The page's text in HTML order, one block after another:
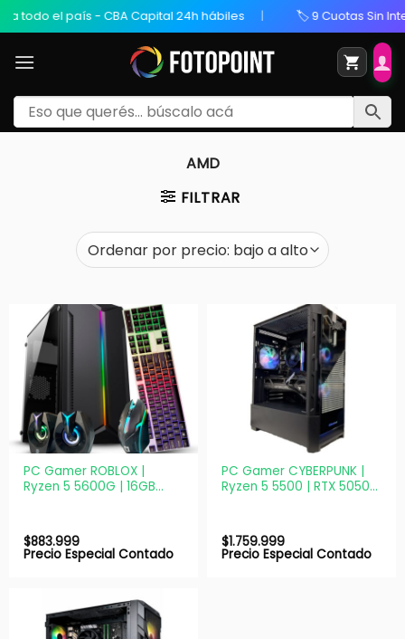
el país - CBA Capital 24h hábiles 🏷️ 9 Cuotas Sin
AMD
FILTRAR
PC Gamer ROBLOX |
Ryzen 5 5600G | 16GB
$883.999
Precio Especial Contado
PC Gamer CYBERPUNK |
Ryzen 5 5500 | RTX 5050
$1.759.999
Precio Especial Contado